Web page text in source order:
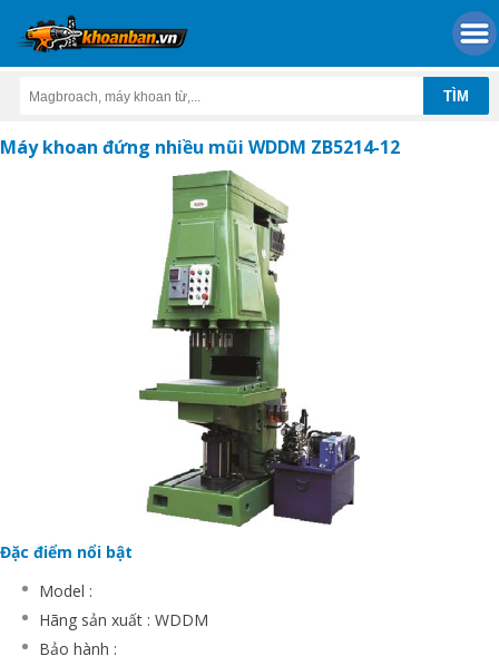
Máy khoan đứng nhiều mũi WDDM ZB5214-12
Đặc điểm nổi bật
Model :
Hãng sản xuất : WDDM
Bảo hành :